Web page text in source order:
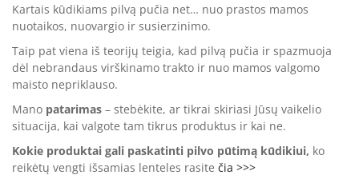
Kartais kūdikiams pilvą pučia net… nuo prastos mamos
nuotaikos, nuovargio ir susierzinimo.
Taip pat viena iš teorijų teigia, kad pilvą pučia ir spazmuoja
dėl nebrandaus virškinamo trakto ir nuo mamos valgomo
maisto nepriklauso.
Mano patarimas – stebėkite, ar tikrai skiriasi Jūsų vaikelio
situacija, kai valgote tam tikrus produktus ir kai ne.
Kokie produktai gali paskatinti pilvo pūtimą kūdikiui, ko
reikėtų vengti išsamias lenteles rasite čia >>>